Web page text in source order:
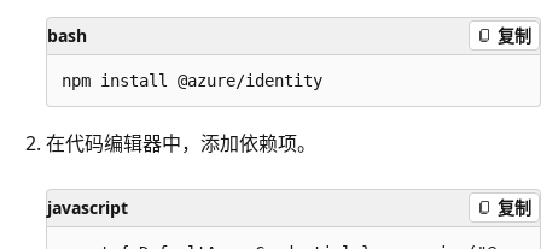
bash 复制
在代码编辑器中，添加依赖项。
javascript 复制